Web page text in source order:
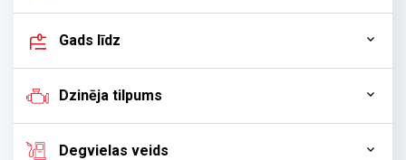
Gads līdz
Dzinēja tilpums
Degvielas veids